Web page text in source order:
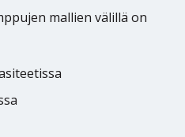
mallien välillä on